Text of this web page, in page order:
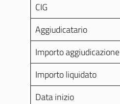
CIG
Aggiudicatario
Importo aggiudicazione
Importo liquidato
Data inizio